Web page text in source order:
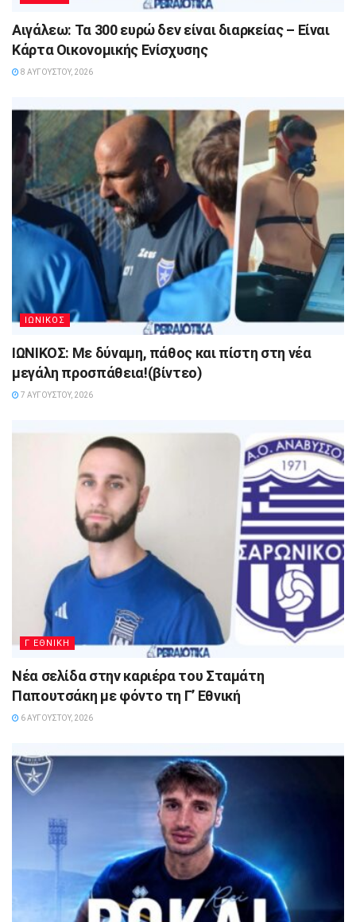
Αιγάλεω: Τα 300 ευρώ δεν είναι διαρκείας – Είναι
Κάρτα Οικονομικής Ενίσχυσης
8 ΑΥΓΟΎΣΤΟΥ, 2026
ΙΩΝΙΚΟΣ
ΙΩΝΙΚΟΣ: Με δύναμη, πάθος και πίστη στη νέα
μεγάλη προσπάθεια!(βίντεο)
7 ΑΥΓΟΎΣΤΟΥ, 2026
Γ ΕΘΝΙΚΗ
Νέα σελίδα στην καριέρα του Σταμάτη
Παπουτσάκη με φόντο τη Γ’ Εθνική
6 ΑΥΓΟΎΣΤΟΥ, 2026